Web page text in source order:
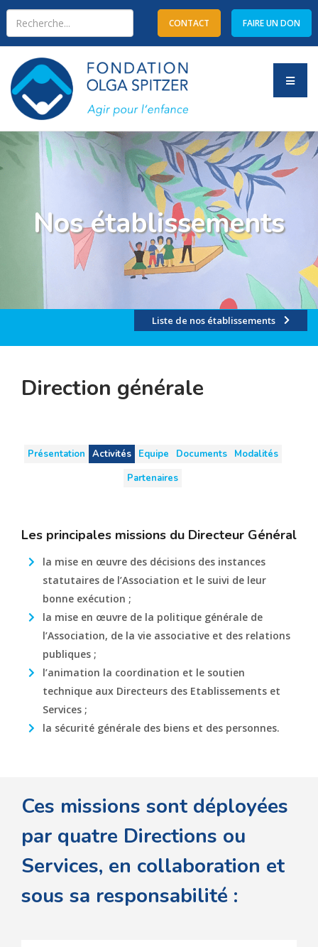
Type 2 or more characters
for results.
CONTACT FAIRE UN DON
Nos établissements
Liste de nos établissements
Direction générale
Présentation Activités Equipe Documents
Modalités
Partenaires
Les principales missions du Directeur Général
la mise en œuvre des décisions des instances
statutaires de l’Association et le suivi de leur
bonne exécution ;
la mise en œuvre de la politique générale de
l’Association, de la vie associative et des relations
publiques ;
l’animation la coordination et le soutien
technique aux Directeurs des Etablissements et
Services ;
la sécurité générale des biens et des personnes.
Ces missions sont déployées
par quatre Directions ou
Services, en collaboration et
sous sa responsabilité :